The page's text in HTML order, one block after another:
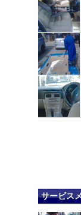
サービス